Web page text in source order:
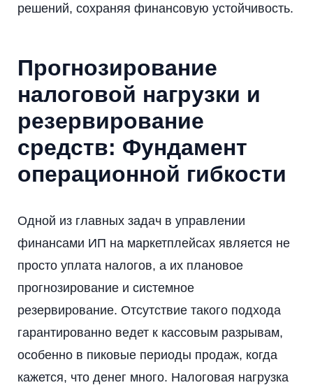
решений, сохраняя финансовую устойчивость.
Прогнозирование
налоговой нагрузки и
резервирование
средств: Фундамент
операционной гибкости
Одной из главных задач в управлении
финансами ИП на маркетплейсах является не
просто уплата налогов, а их плановое
прогнозирование и системное
резервирование. Отсутствие такого подхода
гарантированно ведет к кассовым разрывам,
особенно в пиковые периоды продаж, когда
кажется, что денег много. Налоговая нагрузка